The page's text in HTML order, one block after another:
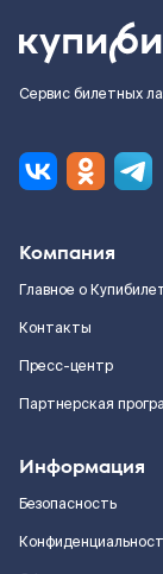
Сервис билетных
Компания
Главное о
Контакты
Пресс-центр
Партнерская
Информация
Безопасность